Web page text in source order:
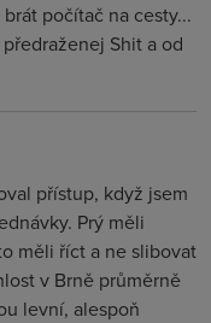
počítač na cesty...
Shit a od
přístup, když jsem
Prý měli
měli říct a ne slibovat
v Brně průměrně
levní, alespoň